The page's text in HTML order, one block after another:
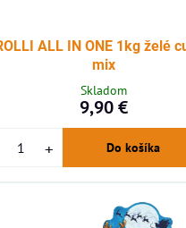
ALL IN ONE 1kg želé
mix
Skladom
9,90 €
Do košíka